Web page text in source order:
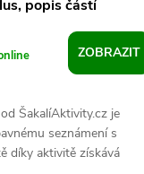
popis částí
ZOBRAZIT
ŠakalíAktivity.cz je
seznámení s
díky aktivitě získává